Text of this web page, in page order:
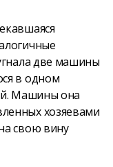
две машины
в одном
Машины она
хозяевами
свою вину